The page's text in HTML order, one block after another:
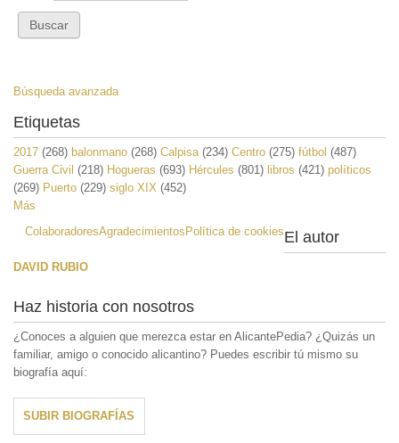
Búsqueda avanzada
Etiquetas
2017 (268) balonmano (268) Calpisa(234) Centro (275) fútbol (487)
Guerra Civil (218) Hogueras (693) Hércules (801) libros (421) políticos
(269) Puerto (229) siglo XIX (452)
Más
ColaboradoresAgradecimientos Política de cookiesEl autor
DAVID RUBIO
Haz historia con nosotros
¿Conoces a alguien que merezca estar en AlicantePedia? ¿Quizás un
familiar, amigo o conocido alicantino? Puedes escribir tú mismo su
biografía aquí:
SUBIR BIOGRAFÍAS